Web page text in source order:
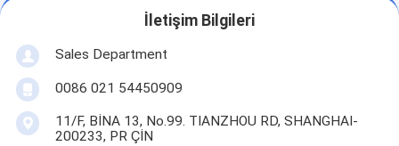
İletişim Bilgileri
Sales Department
0086 021 54450909
11/F, BİNA 13, No.99. TIANZHOU RD, SHANGHAI-
200233, PR ÇİN